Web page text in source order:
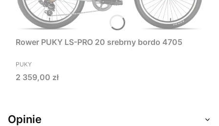
Rower PUKY LS-PRO 20 srebrny bordo 4705
PRODUCENT
PUKY
Cena
2 359,00 zł
Opinie